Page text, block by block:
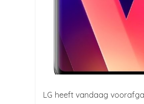
LG heeft vandaag